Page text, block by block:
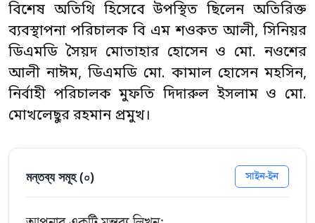
বিশেষ অতিথি হিসেবে উপস্থিত ছিলেন অতিরিক্ত
ব্যবস্থাপনা পরিচালক বি এম শওকত আলী, সিনিয়র
ডিএমডি সৈয়দ মোতাহার হোসেন ও মো. নওশের
আলী নাঈম, ডিএমডি মো. কামাল হোসেন মহসিন,
নির্বাহী পরিচালক মুফতি দিদারুল ইসলাম ও মো.
মোখলেছুর রহমান প্রমুখ।
মন্তব্য সমূহ (০) সাইন-ইন